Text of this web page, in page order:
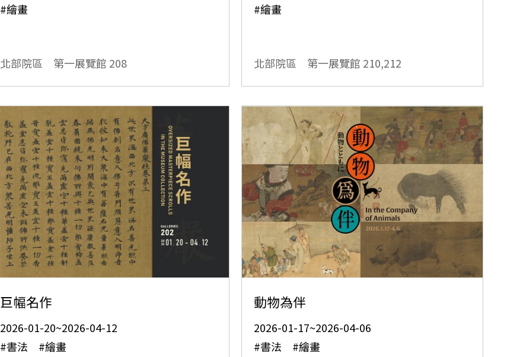
#繪畫
北部院區 第一展覽館 208
#繪畫
北部院區 第一展覽館 210,212
巨幅名作
2026-01-20~2026-04-12
#書法 #繪畫
動物為伴
2026-01-17~2026-04-06
#書法 #繪畫